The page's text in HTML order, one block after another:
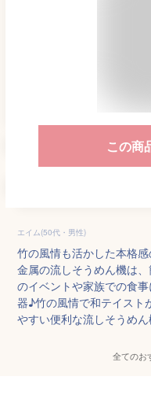
この商
エイム(50代・男性)
竹の風情も活かした本格
金属の流しそうめん機は
のイベントや家族での食
器♪竹の風情で和テイスト
やすい便利な流しそうめん
全てのお